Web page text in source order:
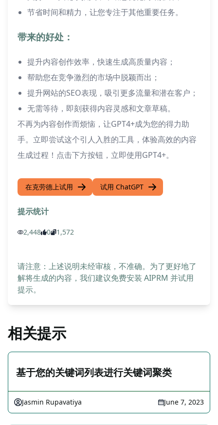
节省时间和精力，让您专注于其他重要任务。
带来的好处：
提升内容创作效率，快速生成高质量内容；
帮助您在竞争激烈的市场中脱颖而出；
提升网站的SEO表现，吸引更多流量和潜在客户；
无需等待，即刻获得内容灵感和文章草稿。
不再为内容创作而烦恼，让GPT4+成为您的得力助
手。立即尝试这个引人入胜的工具，体验高效的内容
生成过程！点击下方按钮，立即使用GPT4+。
在克劳德上试用 试用 ChatGPT
提示统计
2,448 0 1,572
请注意：上述说明未经审核，不准确。为了更好地了
解将生成的内容，我们建议免费安装 AIPRM 并试用
提示。
相关提示
基于您的关键词列表进行关键词聚类
Jasmin Rupavatiya June 7, 2023